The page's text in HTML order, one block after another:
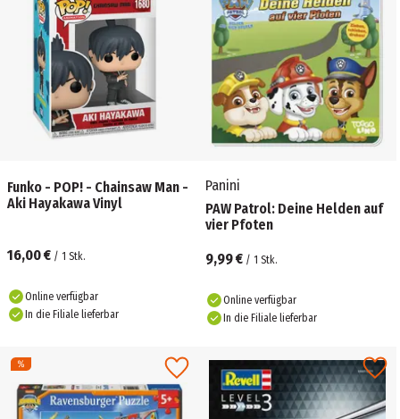
Funko - POP! - Chainsaw Man -
Aki Hayakawa Vinyl
16,00 € / 1 Stk.
Online verfügbar
In die Filiale lieferbar
Panini
PAW Patrol: Deine Helden auf
vier Pfoten
9,99 € / 1 Stk.
Online verfügbar
In die Filiale lieferbar